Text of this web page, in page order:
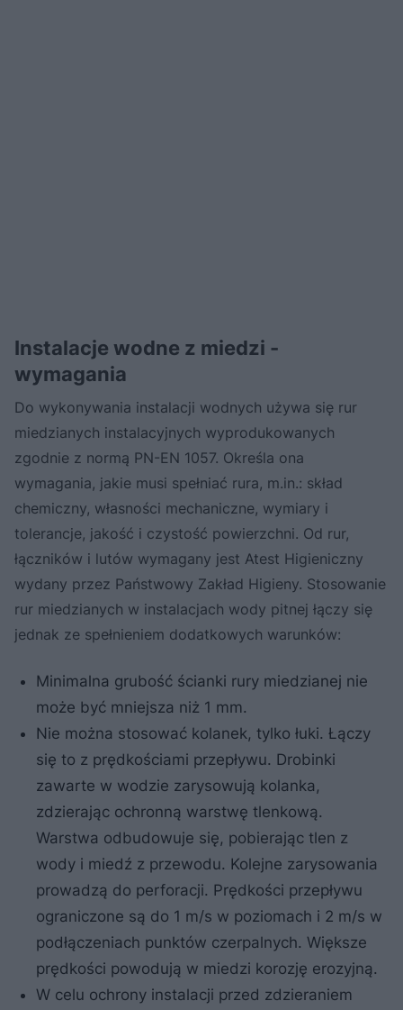
Instalacje wodne z miedzi -
wymagania
Do wykonywania instalacji wodnych używa się rur
miedzianych instalacyjnych wyprodukowanych
zgodnie z normą PN-EN 1057. Określa ona
wymagania, jakie musi spełniać rura, m.in.: skład
chemiczny, własności mechaniczne, wymiary i
tolerancje, jakość i czystość powierzchni. Od rur,
łączników i lutów wymagany jest Atest Higieniczny
wydany przez Państwowy Zakład Higieny. Stosowanie
rur miedzianych w instalacjach wody pitnej łączy się
jednak ze spełnieniem dodatkowych warunków:
Minimalna grubość ścianki rury miedzianej nie
może być mniejsza niż 1 mm.
Nie można stosować kolanek, tylko łuki. Łączy
się to z prędkościami przepływu. Drobinki
zawarte w wodzie zarysowują kolanka,
zdzierając ochronną warstwę tlenkową.
Warstwa odbudowuje się, pobierając tlen z
wody i miedź z przewodu. Kolejne zarysowania
prowadzą do perforacji. Prędkości przepływu
ograniczone są do 1 m/s w poziomach i 2 m/s w
podłączeniach punktów czerpalnych. Większe
prędkości powodują w miedzi korozję erozyjną.
W celu ochrony instalacji przed zdzieraniem